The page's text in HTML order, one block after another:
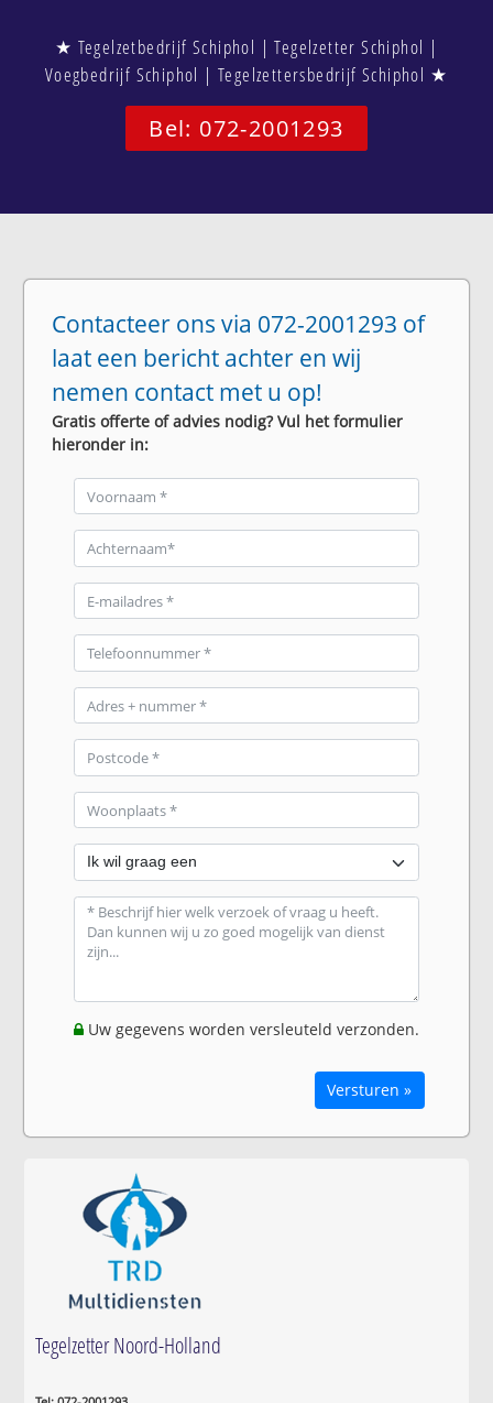
★ Tegelzetbedrijf Schiphol | Tegelzetter Schiphol |
Voegbedrijf Schiphol | Tegelzettersbedrijf Schiphol ★
Bel: 072-2001293
Contacteer ons via 072-2001293 of
laat een bericht achter en wij
nemen contact met u op!
Gratis offerte of advies nodig? Vul het formulier
hieronder in:
Uw gegevens worden versleuteld verzonden.
Versturen »
Tegelzetter Noord-Holland